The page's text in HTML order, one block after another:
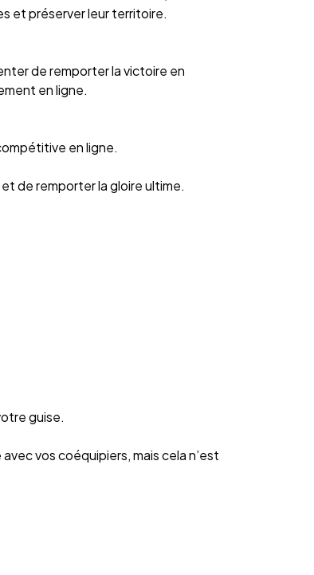
et préserver leur territoire.
de remporter la victoire en
en ligne.
en ligne.
de remporter la gloire ultime.
guise.
vos coéquipiers, mais cela n’est